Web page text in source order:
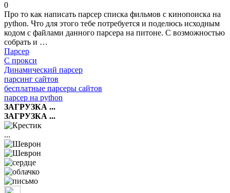
0
Про то как написать парсер списка фильмов с кинопоиска на
python. Что для этого тебе потребуется и поделюсь исходным
кодом с файлами данного парсера на питоне. С возможностью
собрать и …
Парсер
С прокси
Динамический парсер
парсинг сайтов
бесплатные парсеры сайтов
парсер на python
ЗАГРУЗКА ...
ЗАГРУЗКА ...
...